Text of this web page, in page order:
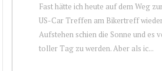
Fast hätte ich heute auf dem Weg
US-Car Treffen am Bikertreff
Aufstehen schien die Sonne und es
toller Tag zu werden. Aber als ic...